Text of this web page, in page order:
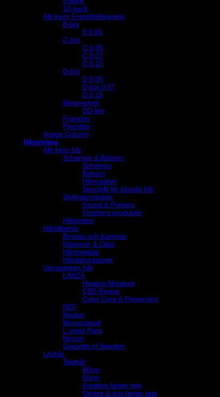
10-pack
Allt inom Fransförlängning
B-böj
B 0.05
C-böj
C 0,05
C 0,07
C 0,15
D-böj
D 0,05
D-böj 0,07
D 0,15
Megavolym
DD-böj
Franslim
Pincetter
Image Column
Hårstyling
Allt inom hår
Schampo & Balsam
Schampo
Balsam
Hårmasker
Speciellt för blonda hår
Stylingprodukter
Grund & Primers
Finishing produkter
Hårbotten
Hårtillbehör
Borstar och Kammar
Klämmor & Clips
Hårsnoddar
Hårdekorationer
Varumärken hår
LANZA
Healing Moisture
CBD Revive
Color Care & Preserving
REF
Revlon
Moroccanoil
L´oréal Paris
Neccin
Grazette of Sweden
Löshår
Tejphår
40cm
60cm
Kreativa färger tejp
Ombre & mix färger tejp